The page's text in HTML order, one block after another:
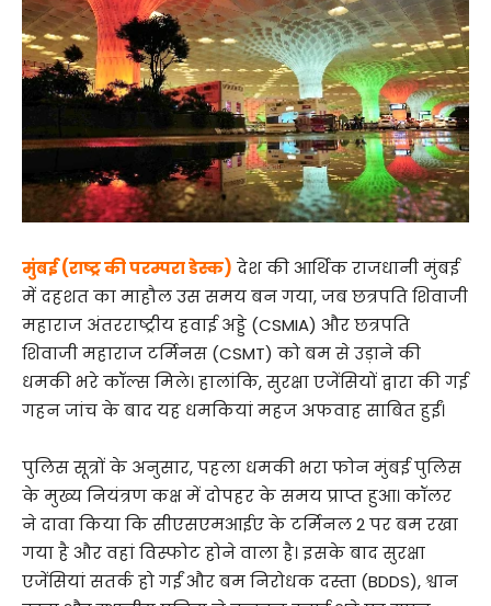
मुंबई (राष्ट्र की परम्परा डेस्क) देश की आर्थिक राजधानी मुंबई
में दहशत का माहौल उस समय बन गया, जब छत्रपति शिवाजी
महाराज अंतरराष्ट्रीय हवाई अड्डे (CSMIA) और छत्रपति
शिवाजी महाराज टर्मिनस (CSMT) को बम से उड़ाने की
धमकी भरे कॉल्स मिले। हालांकि, सुरक्षा एजेंसियों द्वारा की गई
गहन जांच के बाद यह धमकियां महज अफवाह साबित हुईं।
पुलिस सूत्रों के अनुसार, पहला धमकी भरा फोन मुंबई पुलिस
के मुख्य नियंत्रण कक्ष में दोपहर के समय प्राप्त हुआ। कॉलर
ने दावा किया कि सीएसएमआईए के टर्मिनल 2 पर बम रखा
गया है और वहां विस्फोट होने वाला है। इसके बाद सुरक्षा
एजेंसियां सतर्क हो गईं और बम निरोधक दस्ता (BDDS), श्वान